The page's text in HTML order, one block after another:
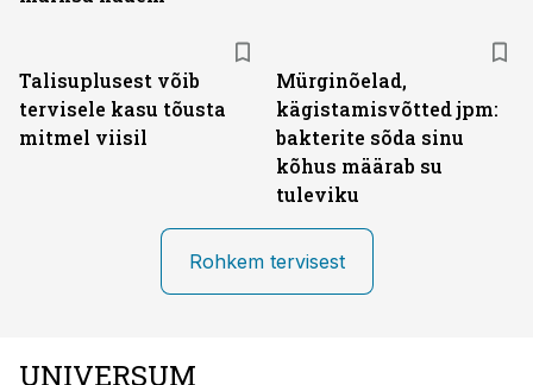
Talisuplusest võib
tervisele kasu tõusta
mitmel viisil
Mürginõelad,
kägistamisvõtted jpm:
bakterite sõda sinu
kõhus määrab su
tuleviku
Rohkem tervisest
UNIVERSUM